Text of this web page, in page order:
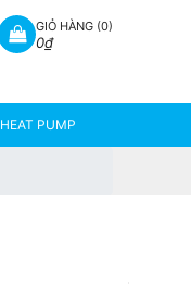
GIỎ HÀNG (0)
0₫
HEAT PUMP